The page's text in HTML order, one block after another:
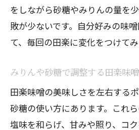
をしながら砂糖やみりんの量を
敗が少ないです。自分好みの味
て、毎回の田楽に変化をつけてみ
みりんや砂糖で調整する田楽味
田楽味噌の美味しさを左右する
砂糖の使い方にあります。これ
塩味を和らげ、甘みや照り、コ